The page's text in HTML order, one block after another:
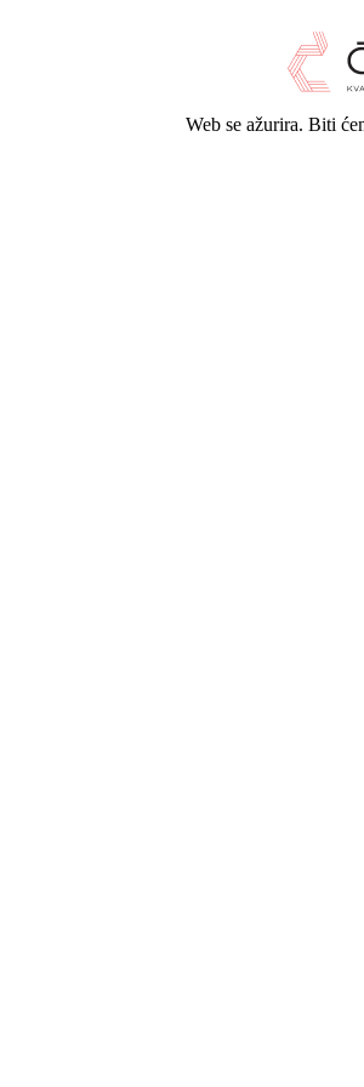
Web se ažurira. Biti